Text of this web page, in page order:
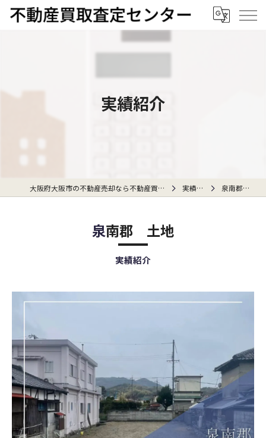
実績紹介
大阪府大阪市の不動産売却なら不動産買取査定センター 実績紹介 泉南郡 土地
実績紹介
泉南郡 土地